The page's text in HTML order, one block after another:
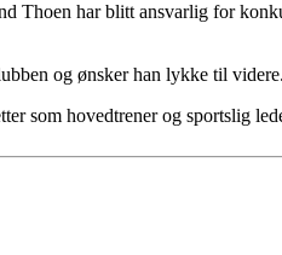
Thoen har blitt ansvarlig for
og ønsker han lykke til videre.
som hovedtrener og sportslig